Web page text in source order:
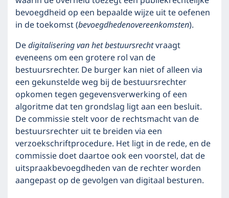
bevoegdheid op een bepaalde wijze uit te oefenen
in de toekomst (bevoegdhedenovereenkomsten).
Dedigitalisering van het bestuursrechtvraagt
eveneens om een grotere rol van de
bestuursrechter. De burger kan niet of alleen via
een gekunstelde weg bij de bestuursrechter
opkomen tegen gegevensverwerking of een
algoritme dat ten grondslag ligt aan een besluit.
De commissie stelt voor de rechtsmacht van de
bestuursrechter uit te breiden via een
verzoekschriftprocedure. Het ligt in de rede, en de
commissie doet daartoe ook een voorstel, dat de
uitspraakbevoegdheden van de rechter worden
aangepast op de gevolgen van digitaal besturen.